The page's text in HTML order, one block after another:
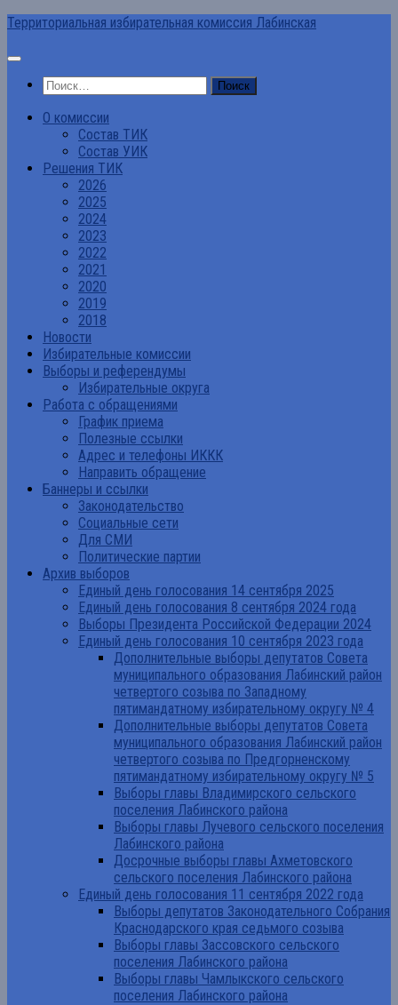
Перейти
содержимому
Территориальная избирательная комиссия Лабинская
Найти:
О комиссии
Состав ТИК
Состав УИК
Решения ТИК
2026
2025
2024
2023
2022
2021
2020
2019
2018
Новости
Избирательные комиссии
Выборы и референдумы
Избирательные округа
Работа с обращениями
График приема
Полезные ссылки
Адрес и телефоны ИККК
Направить обращение
Баннеры и ссылки
Законодательство
Социальные сети
Для СМИ
Политические партии
Архив выборов
Единый день голосования 14 сентября 2025
Единый день голосования 8 сентября 2024 года
Выборы Президента Российской Федерации 2024
Единый день голосования 10 сентября 2023 года
Дополнительные выборы депутатов Совета
муниципального образования Лабинский район
четвертого созыва по Западному
пятимандатному избирательному округу № 4
Дополнительные выборы депутатов Совета
муниципального образования Лабинский район
четвертого созыва по Предгорненскому
пятимандатному избирательному округу № 5
Выборы главы Владимирского сельского
поселения Лабинского района
Выборы главы Лучевого сельского поселения
Лабинского района
Досрочные выборы главы Ахметовского
сельского поселения Лабинского района
Единый день голосования 11 сентября 2022 года
Выборы депутатов Законодательного Собрания
Краснодарского края седьмого созыва
Выборы главы Зассовского сельского
поселения Лабинского района
Выборы главы Чамлыкского сельского
поселения Лабинского района